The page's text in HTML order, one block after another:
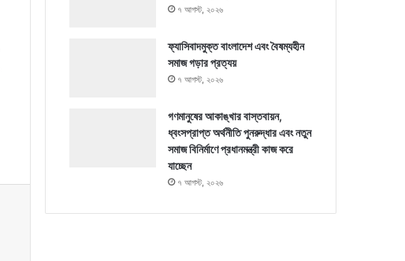
৭ আগস্ট, ২০২৬
ফ্যাসিবাদমুক্ত বাংলাদেশ এবং বৈষম্যহীন
সমাজ গড়ার প্রত্যয়
৭ আগস্ট, ২০২৬
গণমানুষের আকাঙ্খার বাস্তবায়ন,
ধ্বংসপ্রাপ্ত অর্থনীতি পুনরুদ্ধার এবং নতুন
সমাজ বিনির্মাণে প্রধানমন্ত্রী কাজ করে
যাচ্ছেন
৭ আগস্ট, ২০২৬